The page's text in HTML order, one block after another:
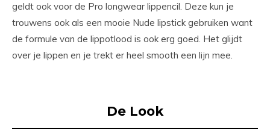
geldt ook voor de Pro longwear lippencil. Deze kun je
trouwens ook als een mooie Nude lipstick gebruiken want
de formule van de lippotlood is ook erg goed. Het glijdt
over je lippen en je trekt er heel smooth een lijn mee.
De Look